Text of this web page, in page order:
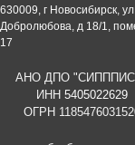
630009, г Новосибирск, ул
Добролюбова, д 18/1,
17
АНО ДПО
ИНН 5405022629
ОГРН